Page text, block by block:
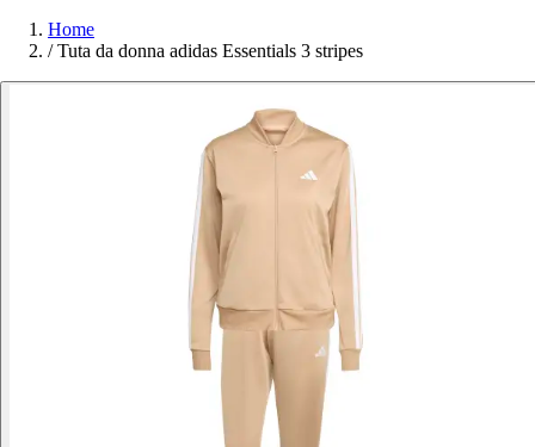
Home
/ Tuta da donna adidas Essentials 3 stripes